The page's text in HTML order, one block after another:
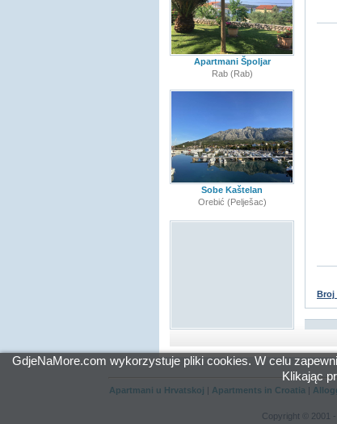
Broj
Apartmani Špoljar
Rab (Rab)
Sobe Kaštelan
Orebić (Pelješac)
Apartmani u Hrvatskoj | Apartments in Croatia |
Copyright © 2001
GdjeNaMore.com wykorzystuje pliki cookies. W celu
Klikając